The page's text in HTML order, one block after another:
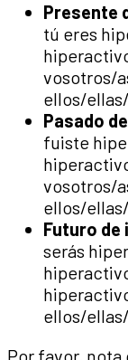
Presente
tú eres
vosotros/
ellos/
Pasado
fuiste
vosotros/
ellos/
Futuro de
serás
ellos/
Por favor,